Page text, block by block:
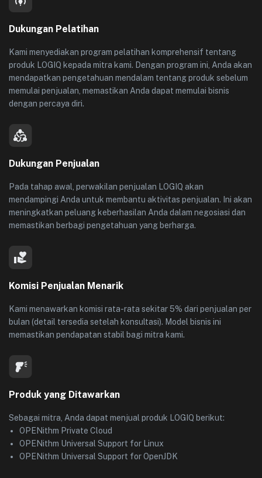
Dukungan Pelatihan
Kami menyediakan program pelatihan komprehensif tentang
produk LOGIQ kepada mitra kami. Dengan program ini, Anda akan
mendapatkan pengetahuan mendalam tentang produk sebelum
memulai penjualan, memastikan Anda dapat memulai bisnis
dengan percaya diri.
Dukungan Penjualan
Pada tahap awal, perwakilan penjualan LOGIQ akan
mendampingi Anda untuk membantu aktivitas penjualan. Ini akan
meningkatkan peluang keberhasilan Anda dalam negosiasi dan
memastikan berbagi pengetahuan yang berharga.
Komisi Penjualan Menarik
Kami menawarkan komisi rata-rata sekitar 5% dari penjualan per
bulan (detail tersedia setelah konsultasi). Model bisnis ini
memastikan pendapatan stabil bagi mitra kami.
Produk yang Ditawarkan
Sebagai mitra, Anda dapat menjual produk LOGIQ berikut:
OPENithm Private Cloud
OPENithm Universal Support for Linux
OPENithm Universal Support for OpenJDK